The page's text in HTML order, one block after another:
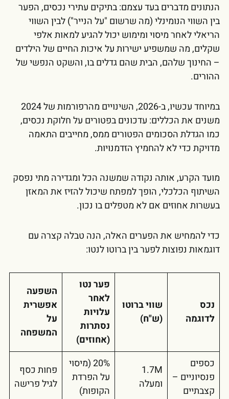
הנתונים מדברים בעד עצמם: בתיקים עתירי נכסים, הפער
בין השווי הנומינלי (מה שרשום "על הנייר") לבין השווי
הריאלי לאחר מיסוי ומימוש יכול להגיע למאות אלפי
שקלים, מה שמשפיע ישירות על איכות החיים של הילדים
– החינוך שלהם, הבית שהם גדלים בו, והשקט הנפשי של
ההורים.
במיוחד עכשיו, ב-2026, השינויים מהרפורמות של 2024
משנים את הכללים: עדכונים בפטורים על חלוקת נכסים,
כמו הגדלת הסכומים הפטורים ממס, מחייבים התאמה
מדויקת כדי לא להחמיץ הזדמנויות.
מועד הקרע, אותה נקודה שמשנה הכל ומגדירה מתי נפסק
השיתוף הכלכלי, הופך למפתח שיכול להזיז את המאזן
בעשרות אחוזים אם לא מטפלים בו נכון.
כדי להמחיש את הפערים האלה, הנה טבלה קצרה עם
דוגמאות נפוצות לפער בין ברוטו לנטו:
נכס
לדוגמה
שווי ברוטו
(ש"ח)
פער נטו
לאחר
עלויות
נסתרות
(אחוזים)
השפעה
אפשרית
על
המשפחה
כספים
פנסיוניים –
קצבתיים
1.7M
ומעלה
20% (מיסוי
על הפרדת
הקופות)
פחות כסף
לגיל פרישה